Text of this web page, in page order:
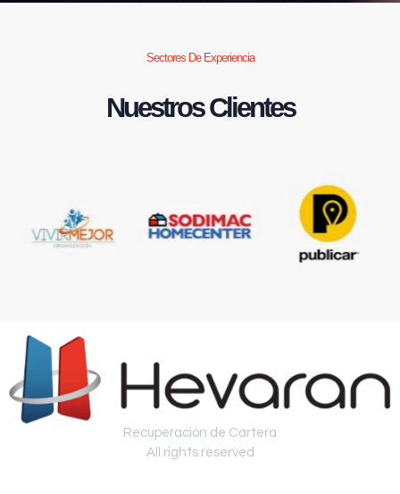
Sectores De Experiencia
Nuestros Clientes
Recuperación de Cartera
All rights reserved